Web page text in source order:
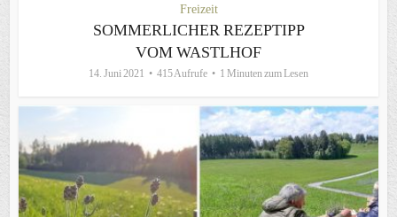
Freizeit
SOMMERLICHER REZEPTIPP
VOM WASTLHOF
14. Juni 2021 415 Aufrufe 1 Minuten zum Lesen